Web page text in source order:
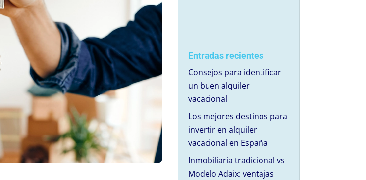
Entradas recientes
Consejos para identificar
un buen alquiler
vacacional
Los mejores destinos para
invertir en alquiler
vacacional en España
Inmobiliaria tradicional vs
Modelo Adaix: ventajas